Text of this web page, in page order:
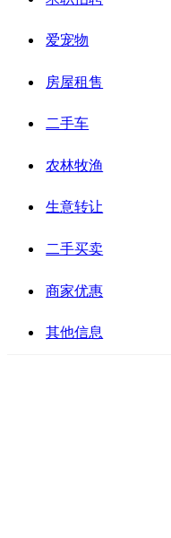
爱宠物
房屋租售
二手车
农林牧渔
生意转让
二手买卖
商家优惠
其他信息